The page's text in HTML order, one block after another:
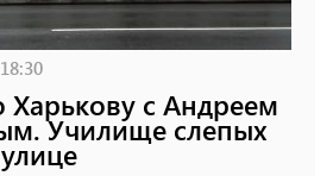
Харькову с Андреем
Училище слепых